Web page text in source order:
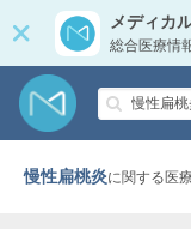
メディカ
総合医療情
慢性扁桃炎に関する医